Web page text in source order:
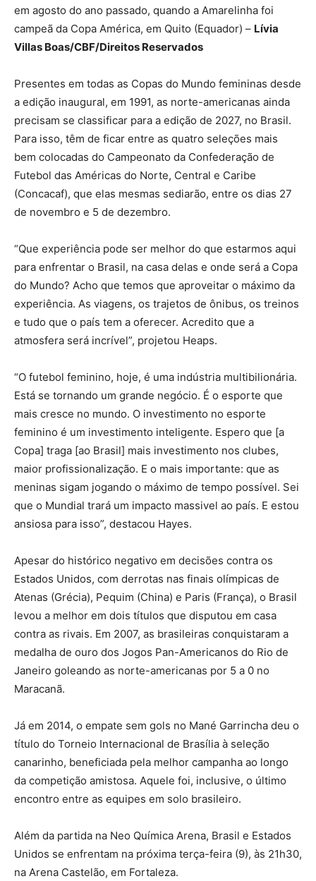
em agosto do ano passado, quando a Amarelinha foi
campeã da Copa América, em Quito (Equador) – Lívia
Villas Boas/CBF/Direitos Reservados
Presentes em todas as Copas do Mundo femininas desde
a edição inaugural, em 1991, as norte-americanas ainda
precisam se classificar para a edição de 2027, no Brasil.
Para isso, têm de ficar entre as quatro seleções mais
bem colocadas do Campeonato da Confederação de
Futebol das Américas do Norte, Central e Caribe
(Concacaf), que elas mesmas sediarão, entre os dias 27
de novembro e 5 de dezembro.
“Que experiência pode ser melhor do que estarmos aqui
para enfrentar o Brasil, na casa delas e onde será a Copa
do Mundo? Acho que temos que aproveitar o máximo da
experiência. As viagens, os trajetos de ônibus, os treinos
e tudo que o país tem a oferecer. Acredito que a
atmosfera será incrível”, projetou Heaps.
“O futebol feminino, hoje, é uma indústria multibilionária.
Está se tornando um grande negócio. É o esporte que
mais cresce no mundo. O investimento no esporte
feminino é um investimento inteligente. Espero que [a
Copa] traga [ao Brasil] mais investimento nos clubes,
maior profissionalização. E o mais importante: que as
meninas sigam jogando o máximo de tempo possível. Sei
que o Mundial trará um impacto massivel ao país. E estou
ansiosa para isso”, destacou Hayes.
Apesar do histórico negativo em decisões contra os
Estados Unidos, com derrotas nas finais olímpicas de
Atenas (Grécia), Pequim (China) e Paris (França), o Brasil
levou a melhor em dois títulos que disputou em casa
contra as rivais. Em 2007, as brasileiras conquistaram a
medalha de ouro dos Jogos Pan-Americanos do Rio de
Janeiro goleando as norte-americanas por 5 a 0 no
Maracanã.
Já em 2014, o empate sem gols no Mané Garrincha deu o
título do Torneio Internacional de Brasília à seleção
canarinho, beneficiada pela melhor campanha ao longo
da competição amistosa. Aquele foi, inclusive, o último
encontro entre as equipes em solo brasileiro.
Além da partida na Neo Química Arena, Brasil e Estados
Unidos se enfrentam na próxima terça-feira (9), às 21h30,
na Arena Castelão, em Fortaleza.